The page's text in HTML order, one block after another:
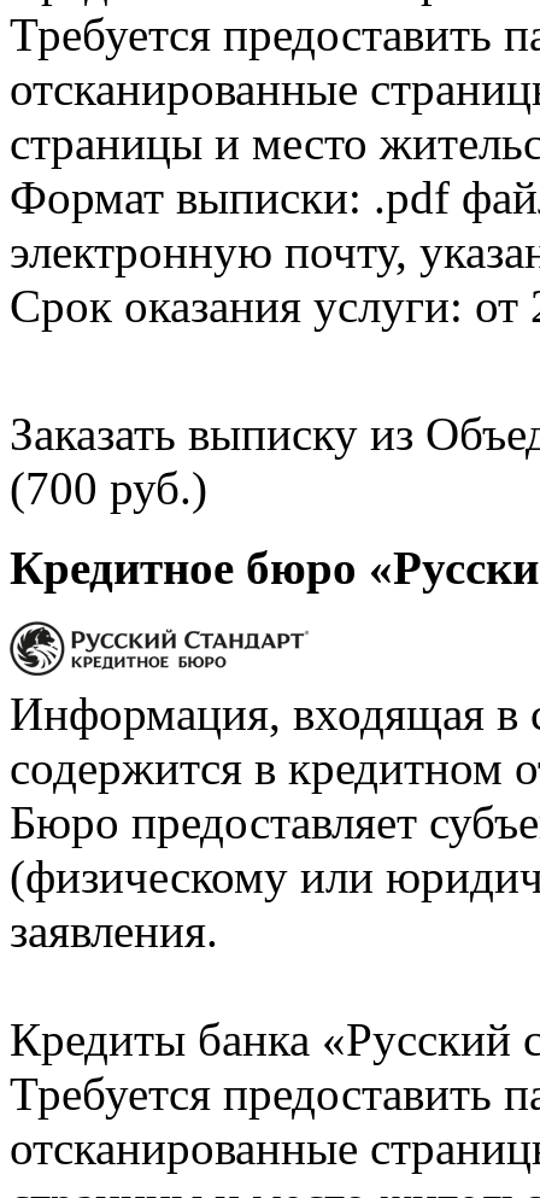
Требуется предоставить
отсканированные
страницы и место
Формат выписки: .pdf
электронную почту,
Срок оказания услуги: от
Заказать выписку из
(700 руб.)
Кредитное бюро
Информация, входящая в
содержится в кредитном
Бюро предоставляет
(физическому или
заявления.
Кредиты банка «Русский
Требуется предоставить
отсканированные